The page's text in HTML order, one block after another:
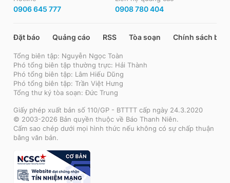
0906 645 777 0908 780 404
Đặt báo Quảng cáo RSS Tòa soạn Chính sách bảo
Tổng biên tập: Nguyễn Ngọc Toàn
Phó tổng biên tập thường trực: Hải Thành
Phó tổng biên tập: Lâm Hiếu Dũng
Phó tổng biên tập: Trần Việt Hưng
Tổng thư ký tòa soạn: Đức Trung
Giấy phép xuất bản số 110/GP - BTTTT cấp ngày 24.3.2020
© 2003-2026 Bản quyền thuộc về Báo Thanh Niên.
Cấm sao chép dưới mọi hình thức nếu không có sự chấp thuận
bằng văn bản.